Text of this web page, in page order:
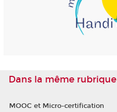
Dans la même rubrique
MOOC et Micro-certification